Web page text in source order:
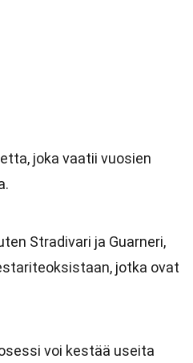
joka vaatii vuosien
Stradivari ja Guarneri,
jotka ovat
voi kestää useita